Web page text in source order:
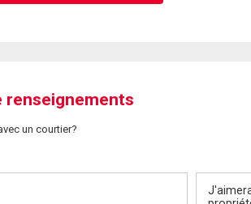
renseignements
un courtier?